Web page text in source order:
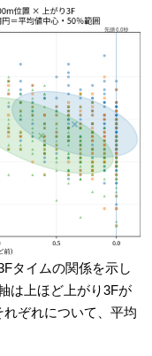
タイムの関係を示し
は上ほど上がり3Fが
ぞれについて、平均